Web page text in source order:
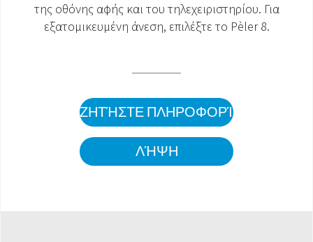
της οθόνης αφής και του τηλεχειριστηρίου. Για
εξατομικευμένη άνεση, επιλέξτε το Pèler 8.
ΖΗΤΉΣΤΕ ΠΛΗΡΟΦΟΡΊΕΣ
ΛΉΨΗ